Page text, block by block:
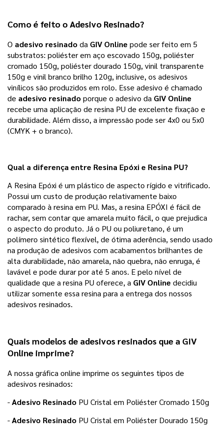
Como é feito o Adesivo Resinado?
O adesivo resinado da GIV Online pode ser feito em 5
substratos: poliéster em aço escovado 150g, poliéster
cromado 150g, poliéster dourado 150g, vinil transparente
150g e vinil branco brilho 120g, inclusive, os adesivos
vinílicos são produzidos em rolo. Esse adesivo é chamado
de adesivo resinado porque o adesivo da GIV Online
recebe uma aplicação de resina PU de excelente fixação e
durabilidade. Além disso, a impressão pode ser 4x0 ou 5x0
(CMYK + o branco).
Qual a diferença entre Resina Epóxi e Resina PU?
A Resina Epóxi é um plástico de aspecto rígido e vitrificado.
Possui um custo de produção relativamente baixo
comparado à resina em PU. Mas, a resina EPÓXI é fácil de
rachar, sem contar que amarela muito fácil, o que prejudica
o aspecto do produto. Já o PU ou poliuretano, é um
polímero sintético flexível, de ótima aderência, sendo usado
na produção de adesivos com acabamentos brilhantes de
alta durabilidade, não amarela, não quebra, não enruga, é
lavável e pode durar por até 5 anos. E pelo nível de
qualidade que a resina PU oferece, a GIV Online decidiu
utilizar somente essa resina para a entrega dos nossos
adesivos resinados.
Quais modelos de adesivos resinados que a GIV
Online imprime?
A nossa gráfica online imprime os seguintes tipos de
adesivos resinados:
-Adesivo Resinado PU Cristal em Poliéster Cromado 150g
-Adesivo Resinado PU Cristal em Poliéster Dourado 150g